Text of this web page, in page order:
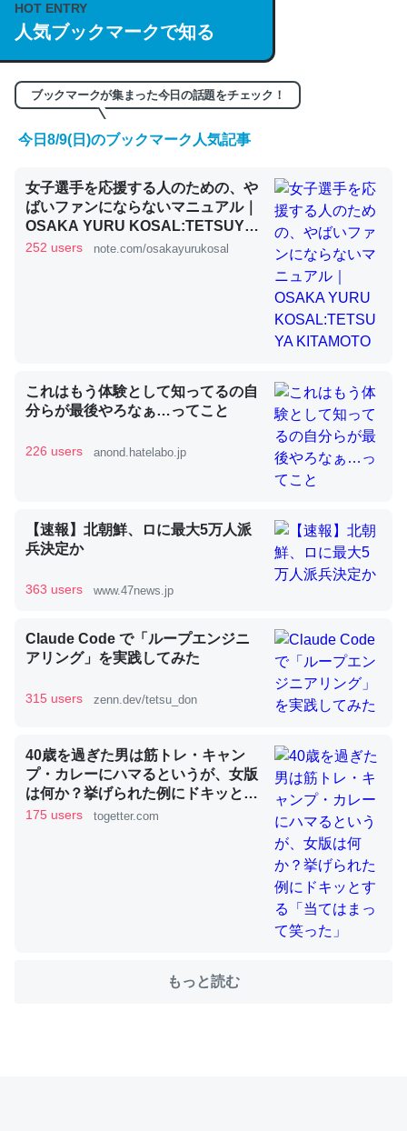
https://isobe324649.hatenablog.com/entry/2023/03/27
/064121
─GPTの仕組みと限界についての考察（１） - conceptualization
くらい。小説でいう「ずっと前の伏線」は回収されないけ
ど、短期記憶というには多い分量。進化すればするほど分
かりやすく強くなりそう
昆虫ってカルシウム少ないのか。知らんかった。調べたら
コオロギのカルシウム分はエビの600分の1程度。
─ニュース :: 【研究発表】昆虫学の大問題＝「昆虫はなぜ海にいな
いのか」に関する新仮説
論文では「淡水はカルシウムも酸素も不足してて両方に不
利だから両方が拮抗してるのでは」とあって面白い。海に
ずキチンを強化してる筈だが、酵素が違うのか？
─ニュース :: 【研究発表】昆虫学の大問題＝「昆虫はなぜ海にいな
いのか」に関する新仮説
これを元に考えるとカルシウムを大量に使う脊椎動物と貝
類は苦労してるんだな…。腹足類だと殻を無くしてナメク
─ニュース :: 【研究発表】昆虫学の大問題＝「昆虫はなぜ海にいな
ウチもEchoを実家に置いて４年。でたまに覗いてる。ぼ
HOT ENTRY
人気ブックマークで知る
ブックマークが集まった今日の話題をチェック！
今日8/9(日)のブックマーク人気記事
女子選手を応援する人のための、や
ばいファンにならないマニュアル｜
OSAKA YURU KOSAL:TETSUYA
KITAMOTO
252 users note.com/osakayurukosal
これはもう体験として知ってるの自
分らが最後やろなぁ…ってこと
226 users anond.hatelabo.jp
【速報】北朝鮮、ロに最大5万人派
兵決定か
363 users www.47news.jp
Claude Code で「ループエンジニ
アリング」を実践してみた
315 users zenn.dev/tetsu_don
40歳を過ぎた男は筋トレ・キャン
プ・カレーにハマるというが、女版
は何か？挙げられた例にドキッとす
る「当てはまって笑った」
175 users togetter.com
もっと読む